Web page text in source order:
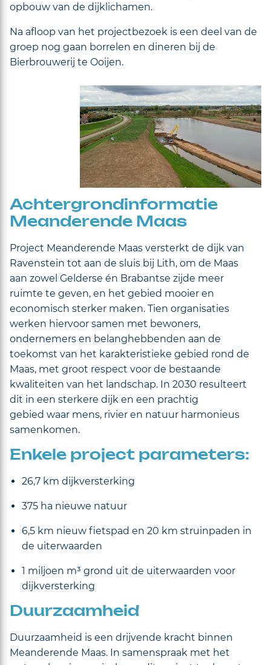
opbouw van de dijklichamen.
Na afloop van het projectbezoek is een deel van de
groep nog gaan borrelen en dineren bij de
Bierbrouwerij te Ooijen.
Achtergrondinformatie
Meanderende Maas
Project Meanderende Maas versterkt de dijk van
Ravenstein tot aan de sluis bij Lith, om de Maas
aan zowel Gelderse én Brabantse zijde meer
ruimte te geven, en het gebied mooier en
economisch sterker maken. Tien organisaties
werken hiervoor samen met bewoners,
ondernemers en belanghebbenden aan de
toekomst van het karakteristieke gebied rond de
Maas, met groot respect voor de bestaande
kwaliteiten van het landschap. In 2030 resulteert
dit in een sterkere dijk en een prachtig
gebied waar mens, rivier en natuur harmonieus
samenkomen.
Enkele project parameters:
26,7 km dijkversterking
375 ha nieuwe natuur
6,5 km nieuw fietspad en 20 km struinpaden in
de uiterwaarden
1 miljoen m³ grond uit de uiterwaarden voor
dijkversterking
Duurzaamheid
Duurzaamheid is een drijvende kracht binnen
Meanderende Maas. In samenspraak met het